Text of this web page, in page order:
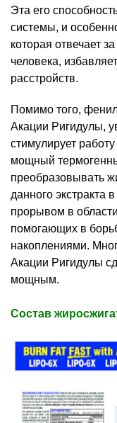
Эта его
системы, и
которая отвечает
человека,
расстройств.
Помимо того,
Акации Ригидулы,
стимулирует
мощный
преобразовывать
данного экстракта
прорывом в
помогающих в
накоплениями.
Акации Ригидулы
мощным.
Состав